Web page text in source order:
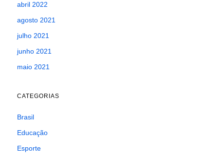
abril 2022
agosto 2021
julho 2021
junho 2021
maio 2021
CATEGORIAS
Brasil
Educação
Esporte